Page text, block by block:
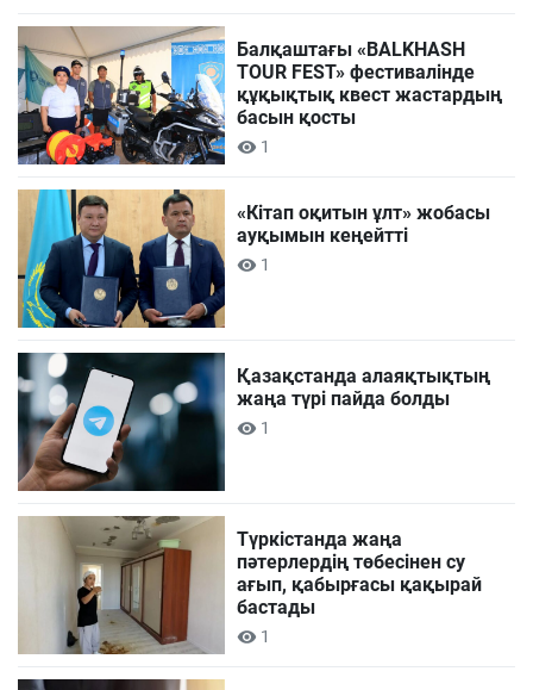
Балқаштағы «BALKHASH
TOUR FEST» фестивалінде
құқықтық квест жастардың
басын қосты
1
«Кітап оқитын ұлт» жобасы
ауқымын кеңейтті
1
Қазақстанда алаяқтықтың
жаңа түрі пайда болды
1
Түркістанда жаңа
пәтерлердің төбесінен су
ағып, қабырғасы қақырай
бастады
1